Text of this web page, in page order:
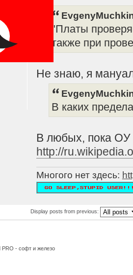
"Платы
также при
Не знаю, я
В каких
В любых, пока ОУ
http://
Многого нет здесь:
Display posts from previous:
PRO - софт и железо